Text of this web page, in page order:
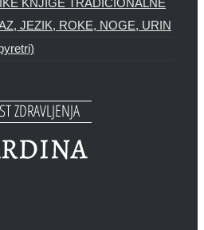
KNJIGE TRADICIONALNE
JEZIK, ROKE, NOGE, URIN